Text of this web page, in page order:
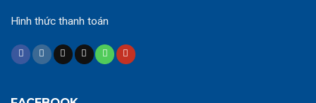
Hình thức thanh toán